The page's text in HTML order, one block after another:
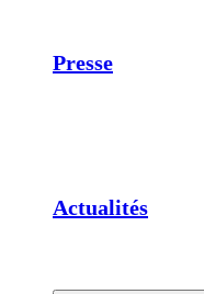
Presse
Actualités